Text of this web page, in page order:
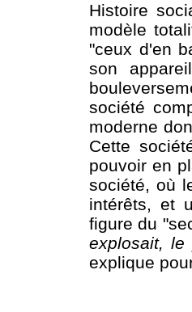
Histoire
modèle
"ceux d'en
son
société
moderne
Cette
pouvoir en
société, où
intérêts, et
figure du
explosait, le
explique